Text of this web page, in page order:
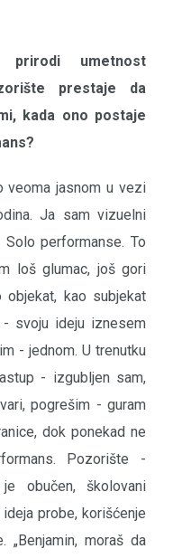
umetnost
prestaje da
kada ono postaje
veoma jasnom u vezi
Ja sam vizuelni
performanse. To
loš glumac, još gori
kao subjekat
- svoju ideju iznesem
- jednom. U trenutku
- izgubljen sam,
pogrešim - guram
dok ponekad ne
Pozorište -
obučen, školovani
probe, korišćenje
„Benjamin, moraš da